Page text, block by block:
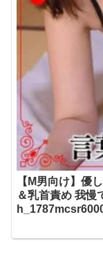
【M男向け】優
＆乳首責め 我慢